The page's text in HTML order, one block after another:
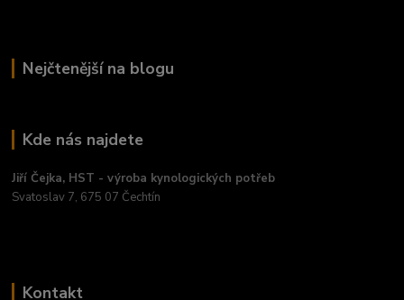
Nejčtenější na blogu
Kde nás najdete
Jiří Čejka, HST - výroba kynologických potřeb
Svatoslav 7, 675 07 Čechtín
Kontakt